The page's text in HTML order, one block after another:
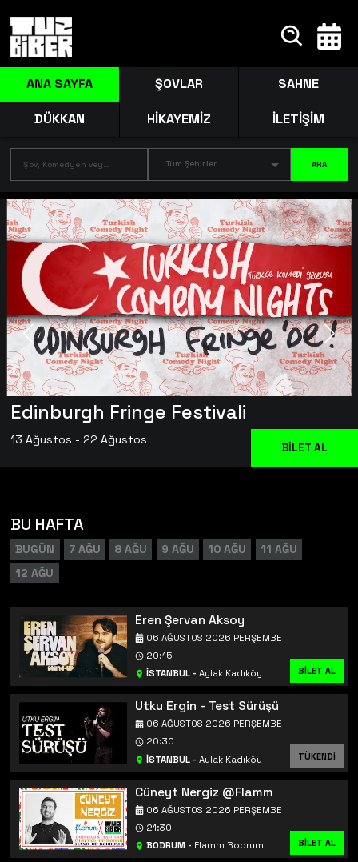
ANA SAYFA ŞOVLAR SAHNE
DÜKKAN HİKAYEMİZ İLETİŞİM
Tüm Şehirler ARA
Edinburgh Fringe Festivali
13 Ağustos - 22 Ağustos
BİLET AL
BU HAFTA
BUGÜN 7 AĞU 8 AĞU 9 AĞU 10 AĞU
11 AĞU
12 AĞU
Eren Şervan Aksoy
İSTANBUL- Aylak Kadıköy
06 AĞUSTOS 2026 PERŞEMBE
20:15
BİLET AL
Utku Ergin - Test Sürüşü
İSTANBUL- Aylak Kadıköy
06 AĞUSTOS 2026 PERŞEMBE
20:30
TÜKENDİ
Cüneyt Nergiz @Flamm
BODRUM- Flamm Bodrum
06 AĞUSTOS 2026 PERŞEMBE
21:30
BİLET AL